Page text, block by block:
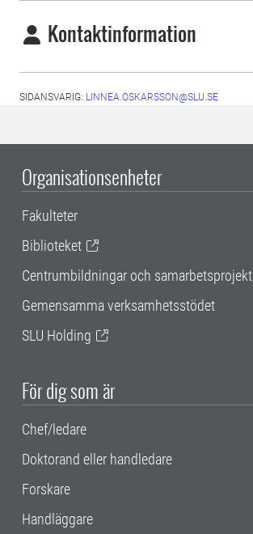
Kontaktinformation
SIDANSVARIG: LINNEA.OSKARSSON@SLU.SE
Organisationsenheter
Fakulteter
Biblioteket
Centrumbildningar och samarbetsprojekt
Gemensamma verksamhetsstödet
SLU Holding
För dig som är
Chef/ledare
Doktorand eller handledare
Forskare
Handläggare